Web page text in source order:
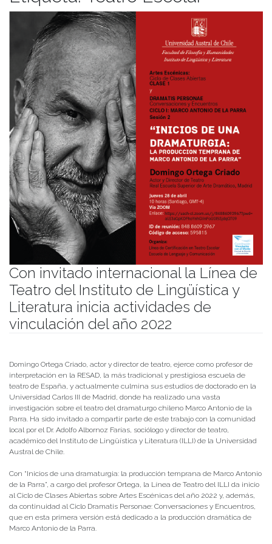
Con invitado internacional la Línea de
Teatro del Instituto de Lingüística y
Literatura inicia actividades de
vinculación del año 2022
Domingo Ortega Criado, actor y director de teatro, ejerce como profesor de
interpretación en la RESAD, la más tradicional y prestigiosa escuela de
teatro de España, y actualmente culmina sus estudios de doctorado en la
Universidad Carlos III de Madrid, donde ha realizado una vasta
investigación sobre el teatro del dramaturgo chileno Marco Antonio de la
Parra. Ha sido invitado a compartir parte de este trabajo con la comunidad
local por el Dr. Adolfo Albornoz Farías, sociólogo y director de teatro,
académico del Instituto de Lingüística y Literatura (ILLI) de la Universidad
Austral de Chile.
Con “Inicios de una dramaturgia: la producción temprana de Marco Antonio
de la Parra”, a cargo del profesor Ortega, la Línea de Teatro del ILLI da inicio
al Ciclo de Clases Abiertas sobre Artes Escénicas del año 2022 y, además,
da continuidad al Ciclo Dramatis Personae: Conversaciones y Encuentros,
que en esta primera versión está dedicado a la producción dramática de
Marco Antonio de la Parra.